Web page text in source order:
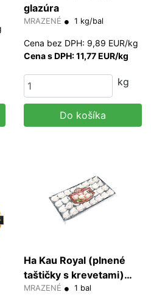
glazúra
MRAZENÉ 1 kg/bal
Cena bez DPH: 9,89 EUR/kg
Cena s DPH: 11,77 EUR/kg
kg
Do košíka
Ha Kau Royal (plnené
taštičky s krevetami)
800 g/bal
MRAZENÉ 1 bal